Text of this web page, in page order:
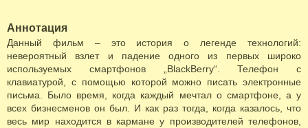
Аннотация
Данный фильм – это история о легенде технологий:
невероятный взлет и падение одного из первых широко
используемых смартфонов „BlackBerry“. Телефон с
клавиатурой, с помощью которой можно писать электронные
письма. Было время, когда каждый мечтал о смартфоне, а у
всех бизнесменов он был. И как раз тогда, когда казалось, что
весь мир находится в кармане у производителей телефонов,